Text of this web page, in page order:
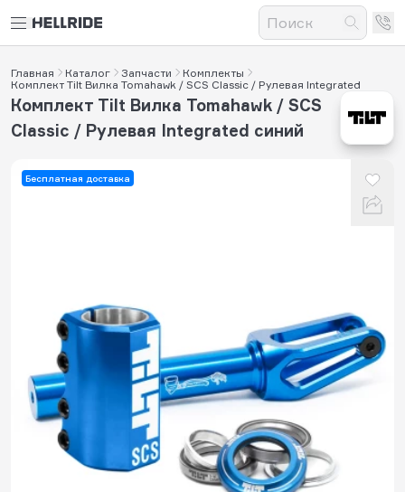
Главная Каталог Запчасти
Комплекты
Комплект Tilt Вилка Tomahawk / SCS Classic / Рулевая Integrated
Бесплатная доставка
Комплект Tilt Вилка Tomahawk / SCS
Classic / Рулевая Integrated синий